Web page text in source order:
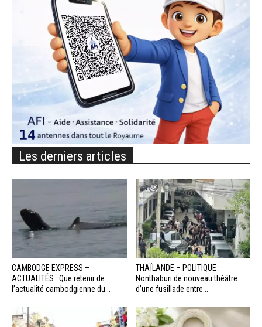
Les derniers articles
CAMBODGE EXPRESS –
ACTUALITÉS : Que retenir de
l’actualité cambodgienne du...
THAÏLANDE – POLITIQUE :
Nonthaburi de nouveau théâtre
d’une fusillade entre...